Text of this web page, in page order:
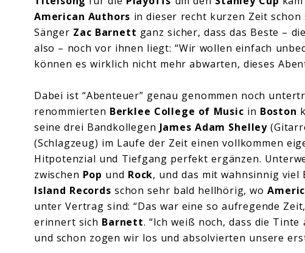
American Authors in dieser recht kurzen Zeit
Sänger Zac Barnett ganz sicher, dass das Beste –
also – noch vor ihnen liegt: “Wir wollen einfach
können es wirklich nicht mehr abwarten, dieses
Dabei ist “Abenteuer” genau genommen noch
renommierten Berklee College of Music in Boston
seine drei Bandkollegen James Adam Shelley
(Schlagzeug) im Laufe der Zeit einen vollkommen
Hitpotenzial und Tiefgang perfekt ergänzen.
zwischen Pop und Rock, und das mit wahnsinnig
Island Records schon sehr bald hellhörig, wo
unter Vertrag sind: “Das war eine so aufregende
erinnert sich Barnett. “Ich weiß noch, dass die
und schon zogen wir los und absolvierten unsere